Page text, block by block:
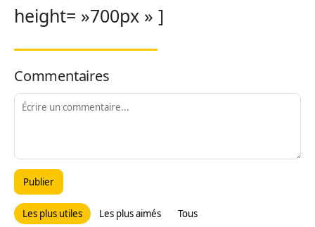
height= »700px » ]
Commentaires
Publier
Les plus utiles Les plus aimés Tous